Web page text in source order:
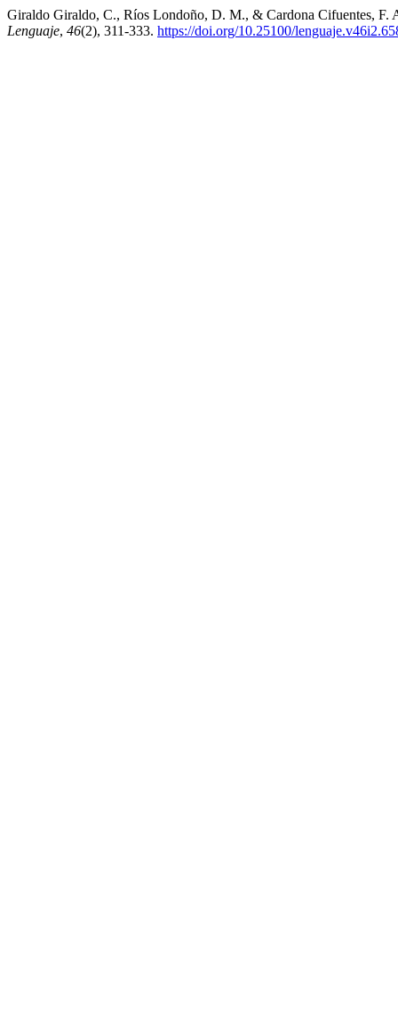
Giraldo Giraldo, C., Ríos Londoño, D. M., & Cardona Cifuentes, F.
Lenguaje, 46(2), 311-333. https://doi.org/10.25100/